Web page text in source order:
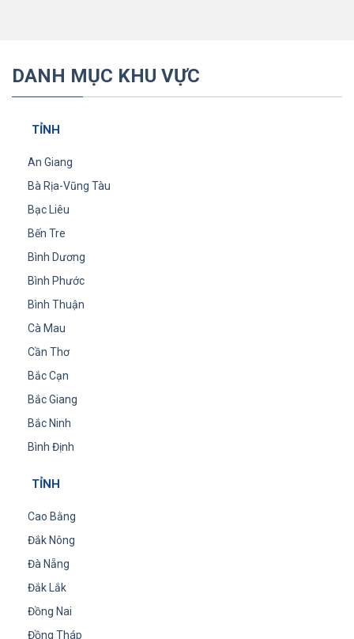
DANH MỤC KHU VỰC
TỈNH
An Giang
Bà Rịa-Vũng Tàu
Bạc Liêu
Bến Tre
Bình Dương
Bình Phước
Bình Thuận
Cà Mau
Cần Thơ
Bắc Cạn
Bắc Giang
Bắc Ninh
Bình Định
TỈNH
Cao Bằng
Đắk Nông
Đà Nẵng
Đắk Lắk
Đồng Nai
Đồng Tháp